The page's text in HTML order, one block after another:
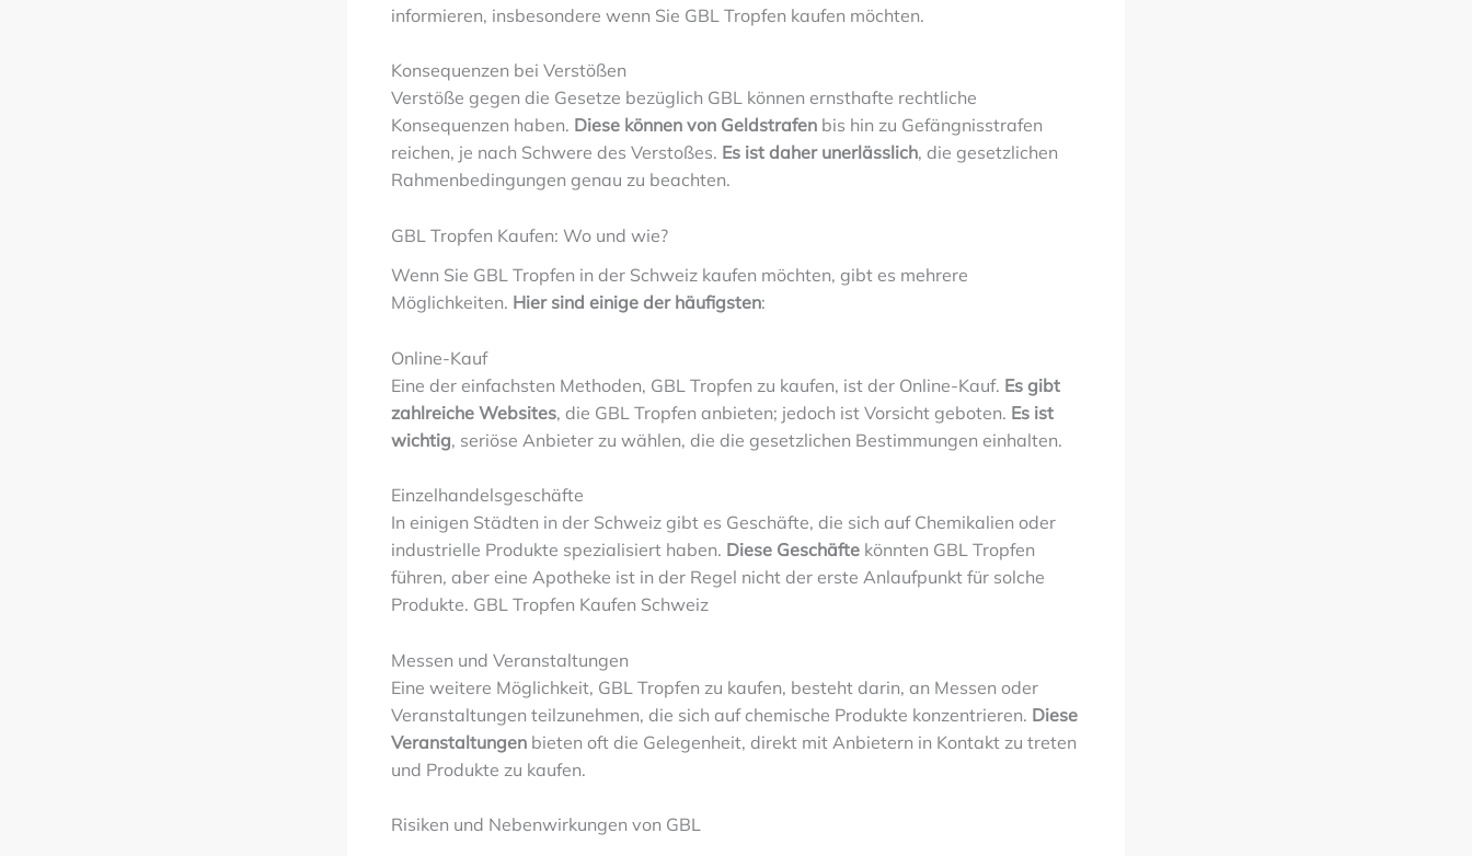
informieren, insbesondere wenn Sie GBL Tropfen kaufen möchten.
Konsequenzen bei Verstößen
Verstöße gegen die Gesetze bezüglich GBL können ernsthafte rechtliche
Konsequenzen haben. Diese können von Geldstrafen bis hin zu Gefängnisstrafen
reichen, je nach Schwere des Verstoßes. Es ist daher unerlässlich, die gesetzlichen
Rahmenbedingungen genau zu beachten.
GBL Tropfen Kaufen: Wo und wie?
Wenn Sie GBL Tropfen in der Schweiz kaufen möchten, gibt es mehrere
Möglichkeiten. Hier sind einige der häufigsten:
Online-Kauf
Eine der einfachsten Methoden, GBL Tropfen zu kaufen, ist der Online-Kauf. Es gibt
zahlreiche Websites, die GBL Tropfen anbieten; jedoch ist Vorsicht geboten. Es ist
wichtig, seriöse Anbieter zu wählen, die die gesetzlichen Bestimmungen einhalten.
Einzelhandelsgeschäfte
In einigen Städten in der Schweiz gibt es Geschäfte, die sich auf Chemikalien oder
industrielle Produkte spezialisiert haben. Diese Geschäfte könnten GBL Tropfen
führen, aber eine Apotheke ist in der Regel nicht der erste Anlaufpunkt für solche
Produkte. GBL Tropfen Kaufen Schweiz
Messen und Veranstaltungen
Eine weitere Möglichkeit, GBL Tropfen zu kaufen, besteht darin, an Messen oder
Veranstaltungen teilzunehmen, die sich auf chemische Produkte konzentrieren. Diese
Veranstaltungen bieten oft die Gelegenheit, direkt mit Anbietern in Kontakt zu treten
und Produkte zu kaufen.
Risiken und Nebenwirkungen von GBL